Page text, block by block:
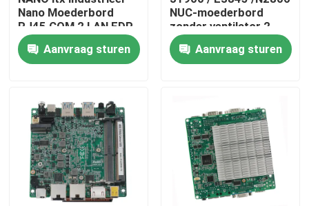
Producten
Over ons
Kwaliteitscontrole
Contacteer ons
Nano Moederbord
RJ45 COM 2 LAN EDP-
display
Aanvraag sturen
NUC-moederbord
zonder ventilator 2
LAN 4 COM Industrieel
NUC-moederbord
Aanvraag sturen